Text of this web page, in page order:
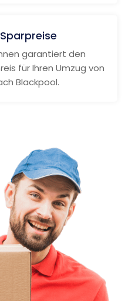
garantiert den
für Ihren Umzug von
Blackpool.